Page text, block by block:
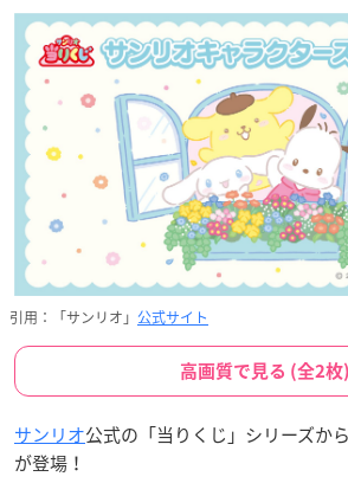
引用：「サンリオ」 公式サイト
高画質で見る (全2枚)
サンリオ公式の「当りくじ」シリーズか
が登場！